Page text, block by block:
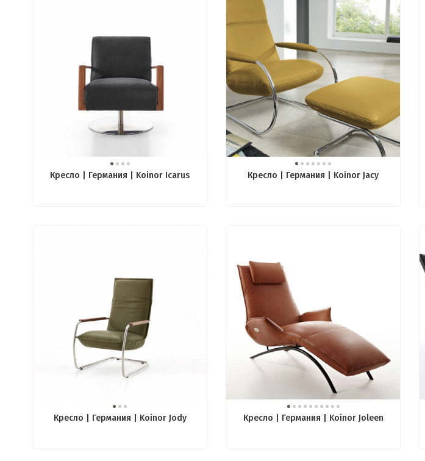
Кресло | Германия | Koinor Icarus Кресло | Германия | Koinor Jacy
Кресло | Германия | Koinor Jody Кресло | Германия | Koinor Joleen